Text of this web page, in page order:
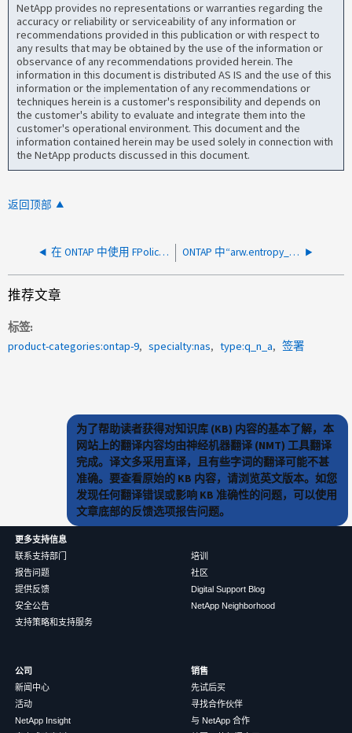
NetApp provides no representations or warranties regarding the
accuracy or reliability or serviceability of any information or
recommendations provided in this publication or with respect to
any results that may be obtained by the use of the information or
observance of any recommendations provided herein. The
information in this document is distributed AS IS and the use of this
information or the implementation of any recommendations or
techniques herein is a customer's responsibility and depends on
the customer's ability to evaluate and integrate them into the
customer's operational environment. This document and the
information contained herein may be used solely in connection with
the NetApp products discussed in this document.
返回顶部
在 ONTAP 中使用 FPolicy 时，对 NAS 的性能有何影响？ ONTAP 中“arw.entropy_calc.fbn.limit”选项的用途是什么
推荐文章
标签
product-categories:ontap-9
specialty:nas type:q_n_a 签署
为了帮助读者获得对知识库 (KB) 内容的基本了解，本
网站上的翻译内容均由神经机器翻译 (NMT) 工具翻译
完成。译文多采用直译，且有些字词的翻译可能不甚
准确。要查看原始的 KB 内容，请浏览英文版本。如您
发现任何翻译错误或影响 KB 准确性的问题，可以使用
文章底部的反馈选项报告问题。
更多支持信息
联系支持部门
报告问题
提供反馈
安全公告
支持策略和支持服务
培训
社区
Digital Support Blog
NetApp Neighborhood
公司
新闻中心
活动
NetApp Insight
销售
先试后买
寻找合作伙伴
与 NetApp 合作